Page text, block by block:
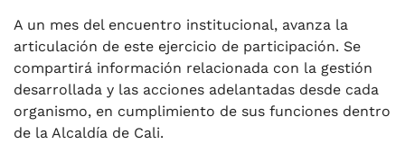
A un mes del encuentro institucional, avanza la
articulación de este ejercicio de participación. Se
compartirá información relacionada con la gestión
desarrollada y las acciones adelantadas desde cada
organismo, en cumplimiento de sus funciones dentro
de la Alcaldía de Cali.